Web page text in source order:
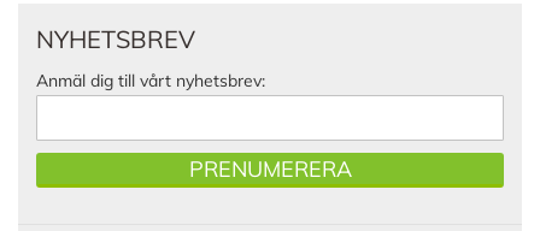
NYHETSBREV
Anmäl dig till vårt nyhetsbrev:
PRENUMERERA